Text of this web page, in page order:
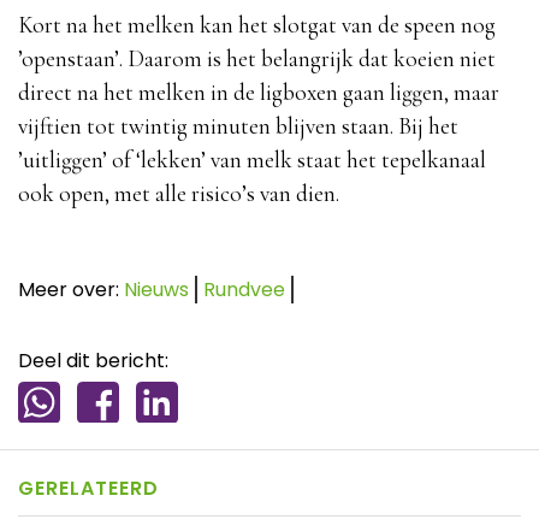
Kort na het melken kan het slotgat van de speen nog
’openstaan’. Daarom is het belangrijk dat koeien niet
direct na het melken in de ligboxen gaan liggen, maar
vijftien tot twintig minuten blijven staan. Bij het
’uitliggen’ of ‘lekken’ van melk staat het tepelkanaal
ook open, met alle risico’s van dien.
Meer over: Nieuws Rundvee
Deel dit bericht:
GERELATEERD